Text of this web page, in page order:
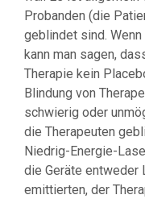
Probanden (die
geblindet sind.
kann man sagen,
Therapie kein
Blindung von
schwierig oder
die Therapeuten
Niedrig-Energie-
die Geräte entweder
emittierten, der